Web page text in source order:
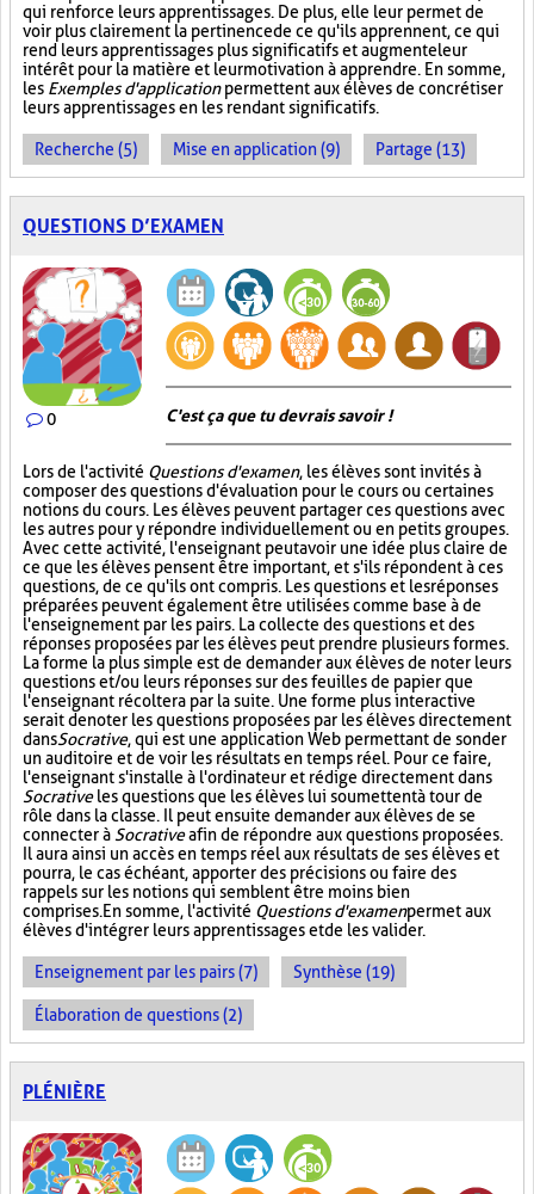
qui renforce leurs apprentissages. De plus, elle leur permet de
voir plus clairement la pertinence de ce qu'ils apprennent, ce qui
rend leurs apprentissages plus significatifs et augmente leur
intérêt pour la matière et leur motivation à apprendre. En somme,
les Exemples d'applicationpermettent aux élèves de concrétiser
leurs apprentissages en les rendant significatifs.
Recherche (5) Mise en application (9) Partage (13)
QUESTIONS D’EXAMEN
0 C'est ça que tu devrais savoir !
Lors de l'activité Questions d'examen, les élèves sont invités à
composer des questions d'évaluation pour le cours ou certaines
notions du cours. Les élèves peuvent partager ces questions avec
les autres pour y répondre individuellement ou en petits groupes.
Avec cette activité, l'enseignant peut avoir une idée plus claire de
ce que les élèves pensent être important, et s'ils répondent à ces
questions, de ce qu'ils ont compris. Les questions et les réponses
préparées peuvent également être utilisées comme base à de
l'enseignement par les pairs. La collecte des questions et des
réponses proposées par les élèves peut prendre plusieurs formes.
La forme la plus simple est de demander aux élèves de noter leurs
questions et/ou leurs réponses sur des feuilles de papier que
l'enseignant récoltera par la suite. Une forme plus interactive
serait de noter les questions proposées par les élèves directement
dansSocrative, qui est une application Web permettant de sonder
un auditoire et de voir les résultats en temps réel. Pour ce faire,
l'enseignant s'installe à l'ordinateur et rédige directement dans
Socrativeles questions que les élèves lui soumettent à tour de
rôle dans la classe. Il peut ensuite demander aux élèves de se
connecter à Socrativeafin de répondre aux questions proposées.
Il aura ainsi un accès en temps réel aux résultats de ses élèves et
pourra, le cas échéant, apporter des précisions ou faire des
rappels sur les notions qui semblent être moins bien
comprises. En somme, l'activité Questions d'examenpermet aux
élèves d'intégrer leurs apprentissages et de les valider.
Enseignement par les pairs (7) Synthèse (19)
Élaboration de questions (2)
PLÉNIÈRE